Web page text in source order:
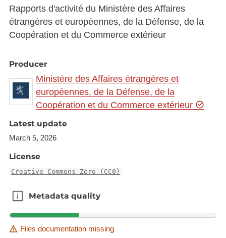
Rapports d'activité du Ministère des Affaires
étrangères et européennes, de la Défense, de la
Coopération et du Commerce extérieur
Producer
Ministère des Affaires étrangères et
européennes, de la Défense, de la
Coopération et du Commerce extérieur
Latest update
March 5, 2026
License
Creative Commons Zero (CC0)
Metadata quality
Metadata quality
Files documentation missing